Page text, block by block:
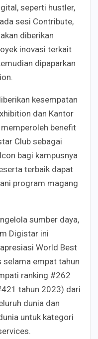
seperti hustler,
sesi Contribute,
diberikan
inovasi terkait
dipaparkan
kesempatan
dan Kantor
benefit
Club sebagai
bagi kampusnya
terbaik dapat
program magang
sumber daya,
Digistar ini
World Best
selama empat tahun
ranking #262
tahun 2023) dari
dunia dan
untuk kategori